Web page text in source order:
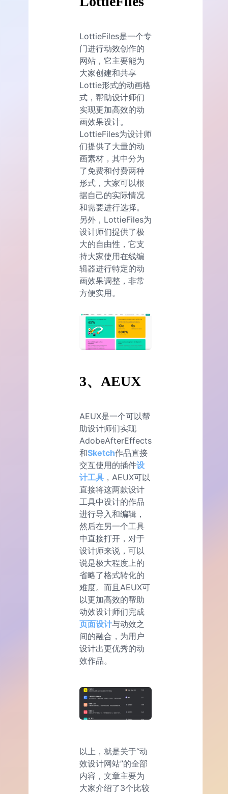
LottieFiles是一个专
门进行动效创作的
网站，它主要能为
大家创建和共享
Lottie形式的动画格
式，帮助设计师们
实现更加高效的动
画效果设计。
LottieFiles为设计师
们提供了大量的动
画素材，其中分为
了免费和付费两种
形式，大家可以根
据自己的实际情况
和需要进行选择。
另外，LottieFiles为
设计师们提供了极
大的自由性，它支
持大家使用在线编
辑器进行特定的动
画效果调整，非常
方便实用。
3、AEUX
AEUX是一个可以帮
助设计师们实现
AdobeAfterEffects
和Sketch作品直接
交互使用的插件设
计工具 ，AEUX可以
直接将这两款设计
工具中设计的作品
进行导入和编辑，
然后在另一个工具
中直接打开，对于
设计师来说，可以
说是极大程度上的
省略了格式转化的
难度。而且AEUX可
以更加高效的帮助
动效设计师们完成
页面设计与动效之
间的融合，为用户
设计出更优秀的动
效作品。
以上，就是关于“动
效设计网站”的全部
内容，文章主要为
大家介绍了3个比较